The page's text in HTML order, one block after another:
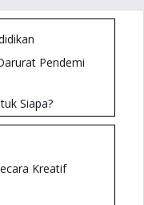
Pendemi
Siapa?
- Analisis
Kreatif